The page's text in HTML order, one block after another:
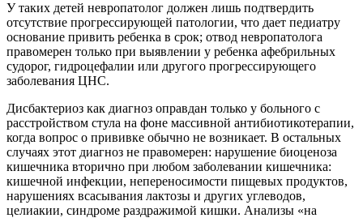
У таких детей невропатолог должен лишь подтвердить
отсутствие прогрессирующей патологии, что дает педиатру
основание привить ребенка в срок; отвод невропатолога
правомерен только при выявлении у ребенка афебрильных
судорог, гидроцефалии или другого прогрессирующего
заболевания ЦНС.
Дисбактериоз как диагноз оправдан только у больного с
расстройством стула на фоне массивной антибиотикотерапии,
когда вопрос о прививке обычно не возникает. В остальных
случаях этот диагноз не правомерен: нарушение биоценоза
кишечника вторично при любом заболевании кишечника:
кишечной инфекции, непереносимости пищевых продуктов,
нарушениях всасывания лактозы и других углеводов,
целиакии, синдроме раздражимой кишки. Анализы «на